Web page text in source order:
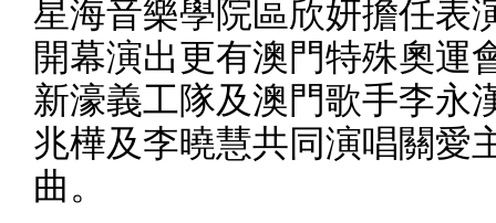
星海音樂學院區欣妍擔任表
開幕演出更有澳門特殊奧運
新濠義工隊及澳門歌手李永
兆樺及李曉慧共同演唱關愛
曲。